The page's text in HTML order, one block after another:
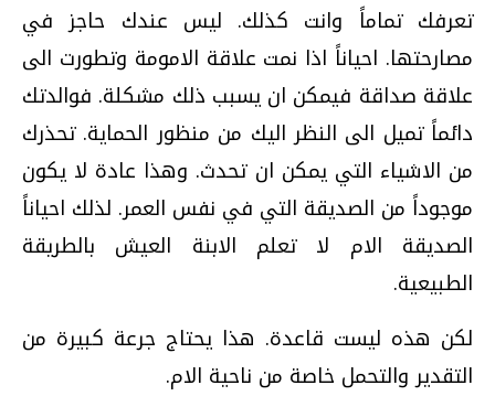
تعرفك تماماً وانت كذلك. ليس عندك حاجز في
مصارحتها. احياناً اذا نمت علاقة الامومة وتطورت الى
علاقة صداقة فيمكن ان يسبب ذلك مشكلة. فوالدتك
دائماً تميل الى النظر اليك من منظور الحماية. تحذرك
من الاشياء التي يمكن ان تحدث. وهذا عادة لا يكون
موجوداً من الصديقة التي في نفس العمر. لذلك احياناً
الصديقة الام لا تعلم الابنة العيش بالطريقة
الطبيعية.
لكن هذه ليست قاعدة. هذا يحتاج جرعة كبيرة من
التقدير والتحمل خاصة من ناحية الام.